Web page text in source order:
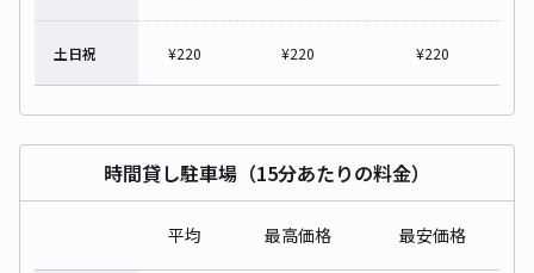
土日祝 ¥220 ¥220 ¥220
時間貸し駐車場（15分あたりの料金）
平均 最高価格 最安価格